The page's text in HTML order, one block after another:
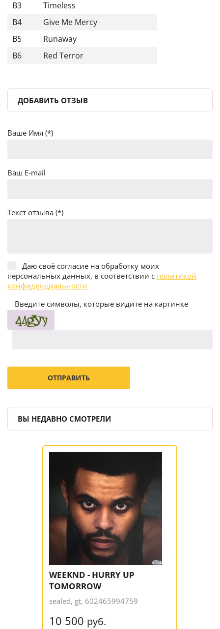
B3
Timeless
B4
Give Me Mercy
B5
Runaway
B6
Red Terror
ДОБАВИТЬ ОТЗЫВ
Ваше Имя (*)
Ваш E-mail
Текст отзыва (*)
Даю своё согласие на обработку моих
персональных данных, в соответствии с политикой
конфиденциальности
Введите символы, которые видите на картинке
ВЫ НЕДАВНО СМОТРЕЛИ
WEEKND - HURRY UP
TOMORROW
sealed, gt, 602465994759
10 500 руб.